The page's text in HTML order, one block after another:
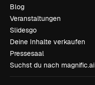
Blog
Veranstaltungen
Slidesgo
Deine Inhalte verkaufen
Pressesaal
Suchst du nach magnific.ai